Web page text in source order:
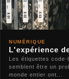
NUMÉRIQUE
L'expérience
Les étiquettes
semblent être un
monde entier ont...